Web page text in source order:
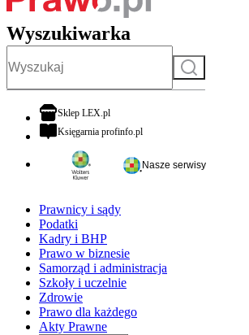
Wyszukiwarka
Szukaj
Sklep LEX.plotwiera się w nowej karcie
Księgarnia profinfo.plotwiera się w nowej karcie
Nasze serwisy
Prawnicy i sądy
Podatki
Kadry i BHP
Prawo w biznesie
Samorząd i administracja
Szkoły i uczelnie
Zdrowie
Prawo dla każdego
Akty Prawne